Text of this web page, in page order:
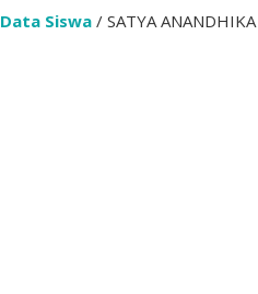
Data Siswa/ SATYA ANANDHIKA